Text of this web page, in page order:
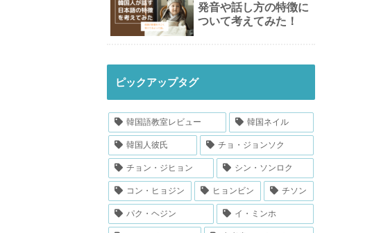
発音や話し方の特徴に
ついて考えてみた！
ピックアップタグ
韓国語教室レビュー 韓国ネイル
韓国人彼氏 チョ・ジョンソク
チョン・ジヒョン シン・ソンロク
コン・ヒョジン ヒョンビン チソン
パク・ヘジン イ・ミンホ